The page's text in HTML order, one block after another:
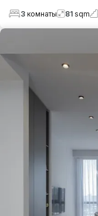
3 комнаты 81 sqm